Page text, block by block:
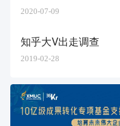
2020-07-09
知乎大V出走调查
2019-02-28